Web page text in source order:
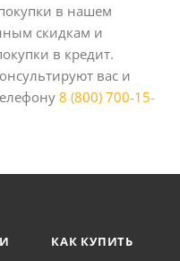
в нашем
скидкам и
в кредит.
вас и
8 (800) 700-15-
КАК КУПИТЬ